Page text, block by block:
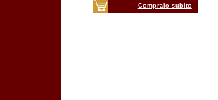
Compralo subito